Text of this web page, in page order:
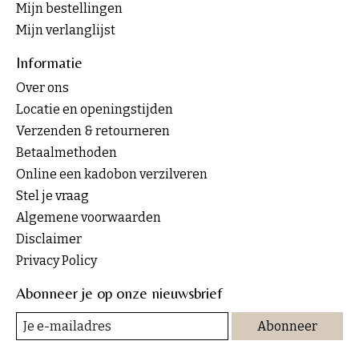
Mijn bestellingen
Mijn verlanglijst
Informatie
Over ons
Locatie en openingstijden
Verzenden & retourneren
Betaalmethoden
Online een kadobon verzilveren
Stel je vraag
Algemene voorwaarden
Disclaimer
Privacy Policy
Abonneer je op onze nieuwsbrief
Abonneer